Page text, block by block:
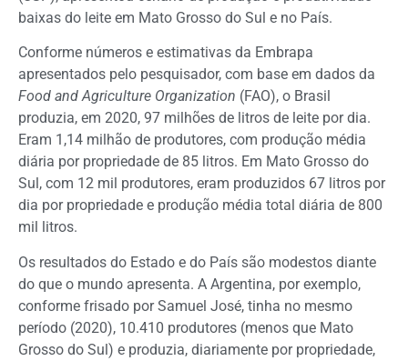
baixas do leite em Mato Grosso do Sul e no País.
Conforme números e estimativas da Embrapa
apresentados pelo pesquisador, com base em dados da
Food and Agriculture Organization (FAO), o Brasil
produzia, em 2020, 97 milhões de litros de leite por dia.
Eram 1,14 milhão de produtores, com produção média
diária por propriedade de 85 litros. Em Mato Grosso do
Sul, com 12 mil produtores, eram produzidos 67 litros por
dia por propriedade e produção média total diária de 800
mil litros.
Os resultados do Estado e do País são modestos diante
do que o mundo apresenta. A Argentina, por exemplo,
conforme frisado por Samuel José, tinha no mesmo
período (2020), 10.410 produtores (menos que Mato
Grosso do Sul) e produzia, diariamente por propriedade,